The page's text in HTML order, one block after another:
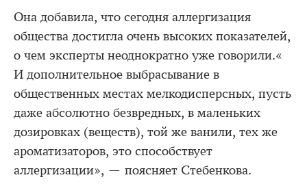
Она добавила, что сегодня аллергизация
общества достигла очень высоких показателей,
о чем эксперты неоднократно уже говорили.«
И дополнительное выбрасывание в
общественных местах мелкодисперсных, пусть
даже абсолютно безвредных, в маленьких
дозировках (веществ), той же ванили, тех же
ароматизаторов, это способствует
аллергизации», — поясняет Стебенкова.